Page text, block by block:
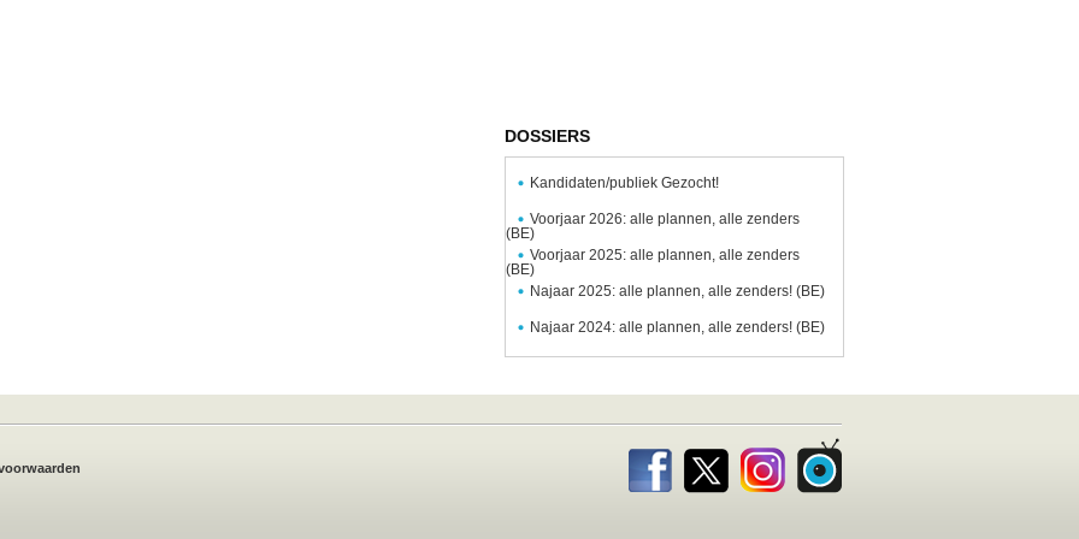
DOSSIERS
Kandidaten/publiek Gezocht!
Voorjaar 2026: alle plannen, alle zenders
(BE)
Voorjaar 2025: alle plannen, alle zenders
(BE)
Najaar 2025: alle plannen, alle zenders! (BE)
Najaar 2024: alle plannen, alle zenders! (BE)